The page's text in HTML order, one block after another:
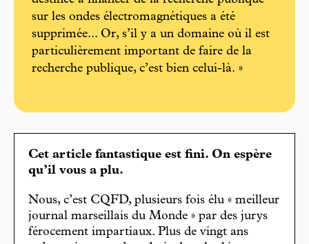
sur les ondes électromagnétiques a été
supprimée... Or, s’il y a un domaine où il est
particulièrement important de faire de la
recherche publique, c’est bien celui-là. »
Cet article fantastique est fini. On espère
qu’il vous a plu.
Nous, c’est CQFD, plusieurs fois élu « meilleur
journal marseillais du Monde » par des jurys
férocement impartiaux. Plus de vingt ans